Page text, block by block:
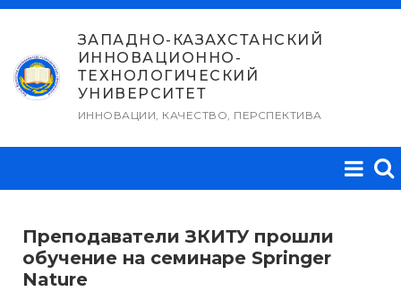
Перейти
содержимому
ЗАПАДНО-КАЗАХСТАНСКИЙ
ИННОВАЦИОННО-
ТЕХНОЛОГИЧЕСКИЙ
УНИВЕРСИТЕТ
ИННОВАЦИИ, КАЧЕСТВО, ПЕРСПЕКТИВА
Преподаватели ЗКИТУ прошли
обучение на семинаре Springer
Nature